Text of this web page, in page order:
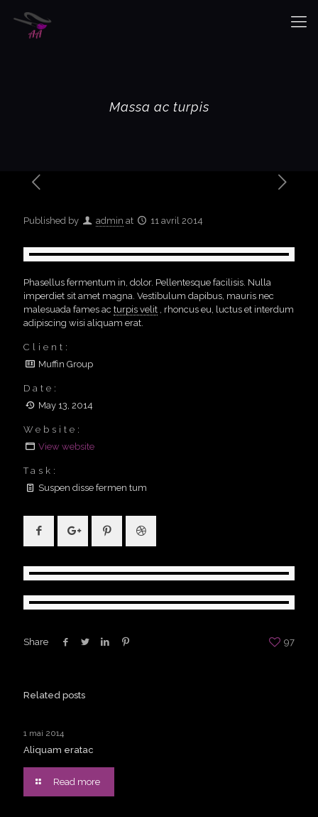
Massa ac turpis
Published by admin at 11 avril 2014
Phasellus fermentum in, dolor. Pellentesque facilisis. Nulla
imperdiet sit amet magna. Vestibulum dapibus, mauris nec
malesuada fames ac turpis velit , rhoncus eu, luctus et interdum
adipiscing wisi aliquam erat.
Client:
Muffin Group
Date:
May 13, 2014
Website:
View website
Task:
Suspen disse fermen tum
Share 97
Related posts
1 mai 2014
Aliquam eratac
Read more